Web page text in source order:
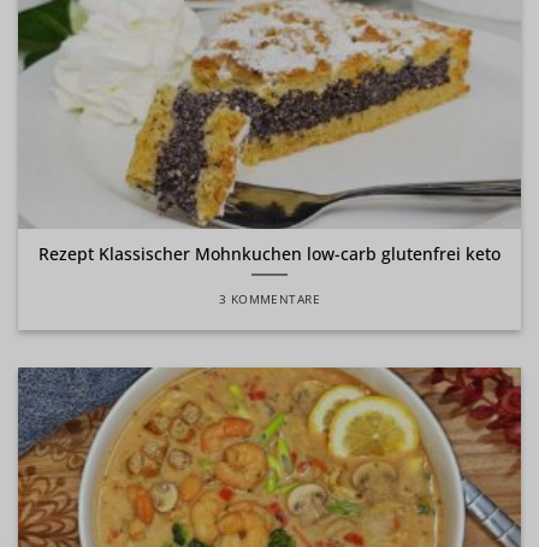
Rezept Klassischer Mohnkuchen low-carb glutenfrei keto
3 KOMMENTARE